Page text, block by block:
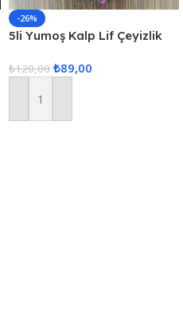
-26%
5li Yumoş Kalp Lif Çeyizlik
₺120,00 ₺89,00
Sepete Ekle